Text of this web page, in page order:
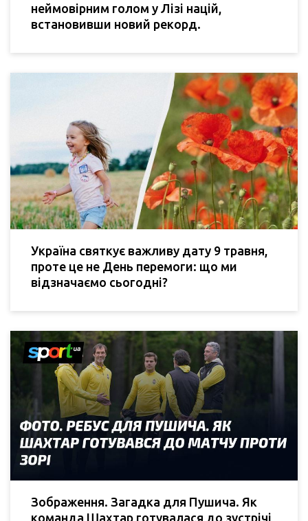
неймовірним голом у Лізі націй,
встановивши новий рекорд.
Україна святкує важливу дату 9 травня,
проте це не День перемоги: що ми
відзначаємо сьогодні?
Зображення. Загадка для Пушича. Як
команда Шахтар готувалася до зустрічі